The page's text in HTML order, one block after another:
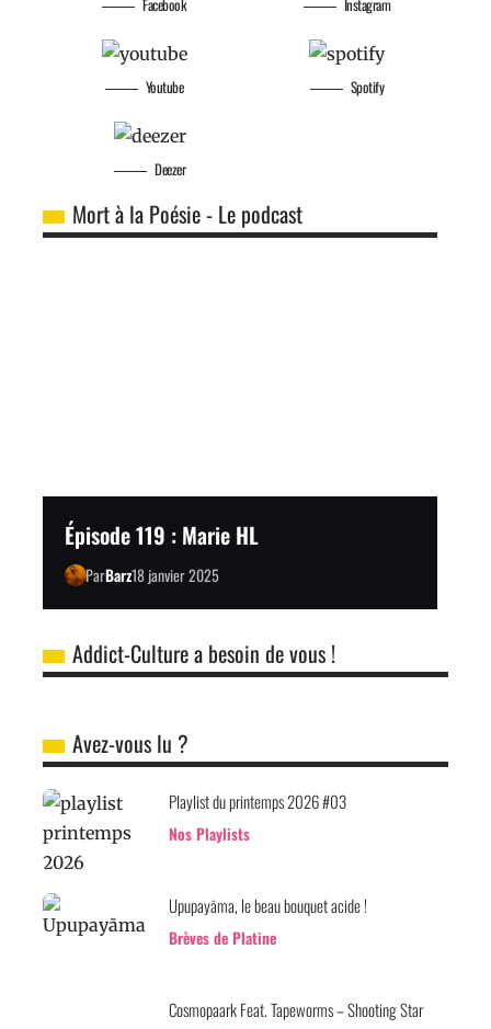
Youtube Spotify
Deezer
Mort à la Poésie - Le podcast
Épisode 119 : Marie HL
ParBarz18 janvier 2025
Addict-Culture a besoin de vous !
Avez-vous lu ?
Playlist du printemps 2026 #03
Nos Playlists
Upupayāma, le beau bouquet acide !
Brèves de Platine
Cosmopaark Feat. Tapeworms – Shooting Star